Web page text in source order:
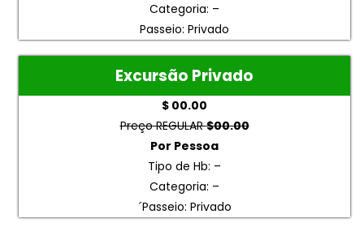
Categoria: –
Passeio: Privado
Excursão Privado
$ 00.00
Preço REGULAR$00.00
Por Pessoa
Tipo de Hb: –
Categoria: –
´Passeio: Privado